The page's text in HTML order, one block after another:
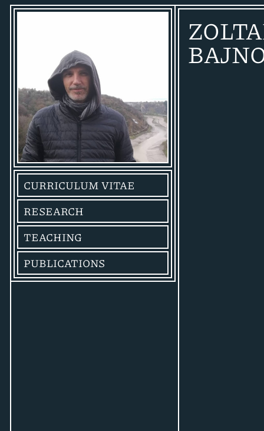
CURRICULUM VITAE
RESEARCH
TEACHING
PUBLICATIONS